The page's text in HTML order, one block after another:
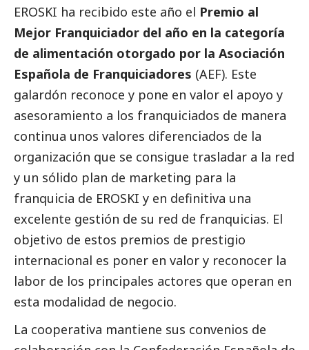
EROSKI ha recibido este año el Premio al
Mejor Franquiciador del año en la categoría
de alimentación otorgado por la Asociación
Española de Franquiciadores (AEF). Este
galardón reconoce y pone en valor el apoyo y
asesoramiento a los franquiciados de manera
continua unos valores diferenciados de la
organización que se consigue trasladar a la red
y un sólido plan de marketing para la
franquicia de EROSKI y en definitiva una
excelente gestión de su red de franquicias. El
objetivo de estos premios de prestigio
internacional es poner en valor y reconocer la
labor de los principales actores que operan en
esta modalidad de negocio.
La cooperativa mantiene sus convenios de